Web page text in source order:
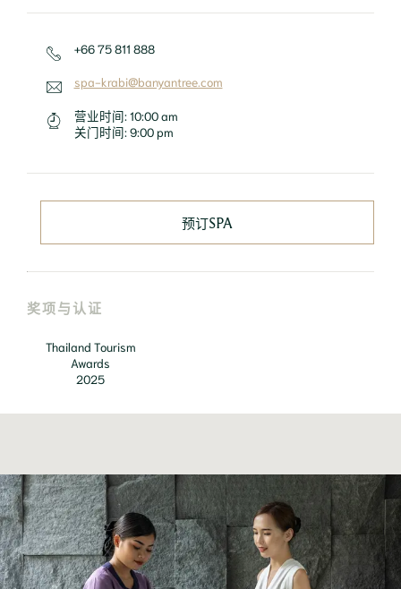
+66 75 811 888
spa-krabi@banyantree.com
营业时间: 10:00 am
关门时间: 9:00 pm
预订SPA
奖项与认证
Thailand Tourism
Awards
2025